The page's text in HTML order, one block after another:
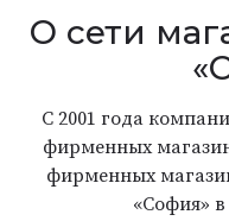
О сети
С 2001 года
фирменных
фирменных
«София»